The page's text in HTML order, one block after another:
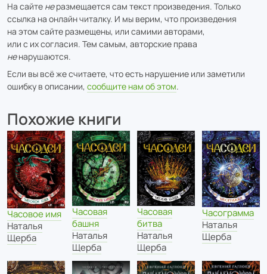
На сайте неразмещается сам текст произведения. Только
ссылка на онлайн читалку. И мы верим, что произведения
на этом сайте размещены, или самими авторами,
или с их согласия. Тем самым, авторские права
ненарушаются.
Если вы всё же считаете, что есть нарушение или заметили
ошибку в описании, сообщите нам об этом.
Похожие книги
Часовое имя
Наталья
Щерба
Часовая
башня
Наталья
Щерба
Часовая
битва
Наталья
Щерба
Часограмма
Наталья
Щерба